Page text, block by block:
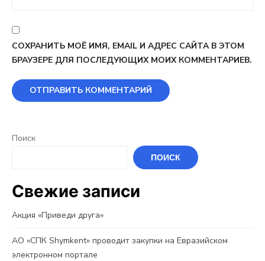
СОХРАНИТЬ МОЁ ИМЯ, EMAIL И АДРЕС САЙТА В ЭТОМ
БРАУЗЕРЕ ДЛЯ ПОСЛЕДУЮЩИХ МОИХ КОММЕНТАРИЕВ.
Поиск
ПОИСК
Свежие записи
Акция «Приведи друга»
АО «СПК Shymkent» проводит закупки на Евразийском
электронном портале